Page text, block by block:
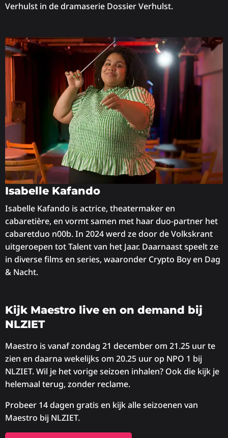
Verhulst in de dramaserie Dossier Verhulst.
Isabelle Kafando
Isabelle Kafando is actrice, theatermaker en
cabaretière, en vormt samen met haar duo-partner het
cabaretduo n00b. In 2024 werd ze door de Volkskrant
uitgeroepen tot Talent van het Jaar. Daarnaast speelt ze
in diverse films en series, waaronder Crypto Boy en Dag
& Nacht.
Kijk Maestro live en on demand bij
NLZIET
Maestro is vanaf zondag 21 december om 21.25 uur te
zien en daarna wekelijks om 20.25 uur op NPO 1 bij
NLZIET. Wil je het vorige seizoen inhalen? Ook die kijk je
helemaal terug, zonder reclame.
Probeer 14 dagen gratis en kijk alle seizoenen van
Maestro bij NLZIET.